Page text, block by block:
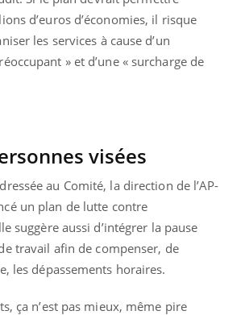
d’euros d’économies, il risque
les services à cause d’un
» et d’une « surcharge de
visées
au Comité, la direction de l’AP-
un plan de lutte contre
suggère aussi d’intégrer la pause
travail afin de compenser, de
les dépassements horaires.
ça n’est pas mieux, même pire